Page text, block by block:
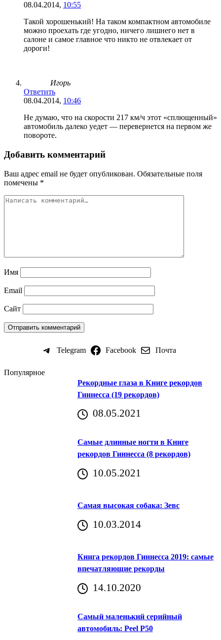
08.04.2014, 10:55
Такой хорошенький! На таком компактном автомобиле
можно проехать где угодно, ничего лишнего нет в
салоне и самое главное что никто не отвлекает от
дороги!
Игорь
Ответить
08.04.2014, 10:46
Не думаю, что на скорости 217 км/ч этот «сплющенный»
автомобиль далеко уедет — перевернется на первом же
повороте.
Добавить комментарий
Ваш адрес email не будет опубликован. Обязательные поля
помечены *
Имя
Email
Сайт
Telegram Facebook Почта
Популярное
Рекордные глаза в Книге рекордов
Гиннесса (19 рекордов)
08.05.2021
Самые длинные ногти в Книге
рекордов Гиннесса (8 рекордов)
10.05.2021
Самая высокая собака: Зевс
10.03.2014
Книга рекордов Гиннесса 2019: самые
впечатляющие рекорды
14.10.2020
Самый маленький серийный
автомобиль: Peel P50